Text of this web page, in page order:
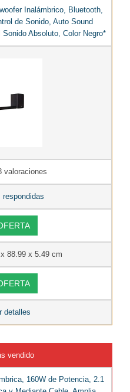
Inalámbrico, Bluetooth,
de Sonido, Auto Sound
Absoluto, Color Negro*
valoraciones
respondidas
88.99 x 5.49 cm
detalles
vendido
160W de Potencia, 2.1